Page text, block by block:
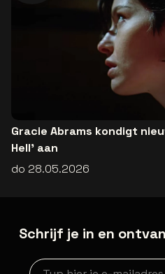
Gracie Abrams kondigt
Hell' aan
do 28.05.2026
Schrijf je in en
Nieuwsbrief aanmelding